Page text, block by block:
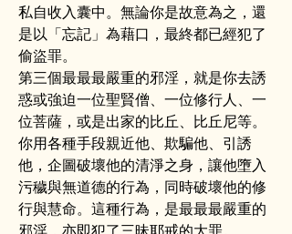
私自收入囊中。無論你是故意為之，還
是以「忘記」為藉口，最終都已經犯了
偷盜罪。
第三個最最最嚴重的邪淫，就是你去誘
惑或強迫一位聖賢僧、一位修行人、一
位菩薩，或是出家的比丘、比丘尼等。
你用各種手段親近他、欺騙他、引誘
他，企圖破壞他的清淨之身，讓他墮入
污穢與無道德的行為，同時破壞他的修
行與慧命。這種行為，是最最最嚴重的